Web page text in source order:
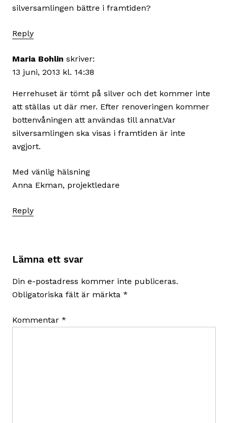
silversamlingen bättre i framtiden?
Reply
Maria Bohlin skriver:
13 juni, 2013 kl. 14:38
Herrehuset är tömt på silver och det kommer inte
att ställas ut där mer. Efter renoveringen kommer
bottenvåningen att användas till annat.Var
silversamlingen ska visas i framtiden är inte
avgjort.
Med vänlig hälsning
Anna Ekman, projektledare
Reply
Lämna ett svar
Din e-postadress kommer inte publiceras.
Obligatoriska fält är märkta *
Kommentar *